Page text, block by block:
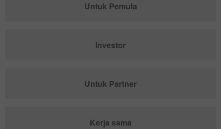
Untuk Pemula
Investor
Untuk Partner
Kerja sama